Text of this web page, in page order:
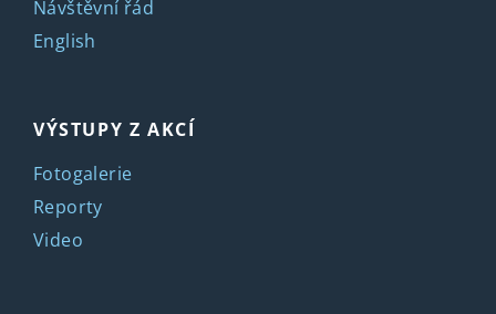
Návštěvní řád
English
VÝSTUPY Z AKCÍ
Fotogalerie
Reporty
Video